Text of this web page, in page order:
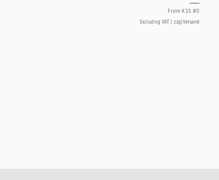
From €15.80
Sale Price
Excluding VAT zzgl.Versand